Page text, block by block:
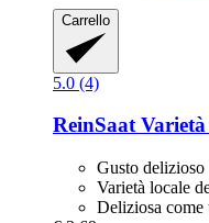
Carrello
5.0 (4)
ReinSaatVarietà
Gusto delizioso
Varietà locale
Deliziosa come